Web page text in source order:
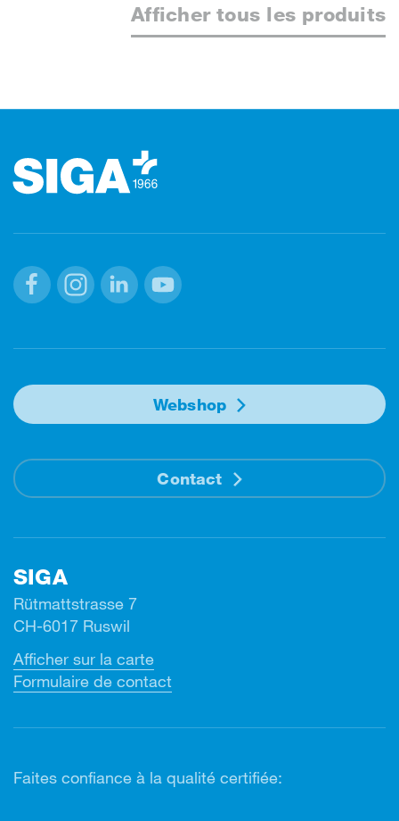
Afficher tous les produits
Webshop
Contact
SIGA
Rütmattstrasse 7
CH-6017 Ruswil
Afficher sur la carte
Formulaire de contact
Faites confiance à la qualité certifiée: